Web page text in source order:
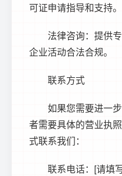
可证申请指导和支持。
法律咨询：提供
企业活动合法合规。
联系方式
如果您需要进一
者需要具体的营业执
式联系我们：
联系电话：[请填